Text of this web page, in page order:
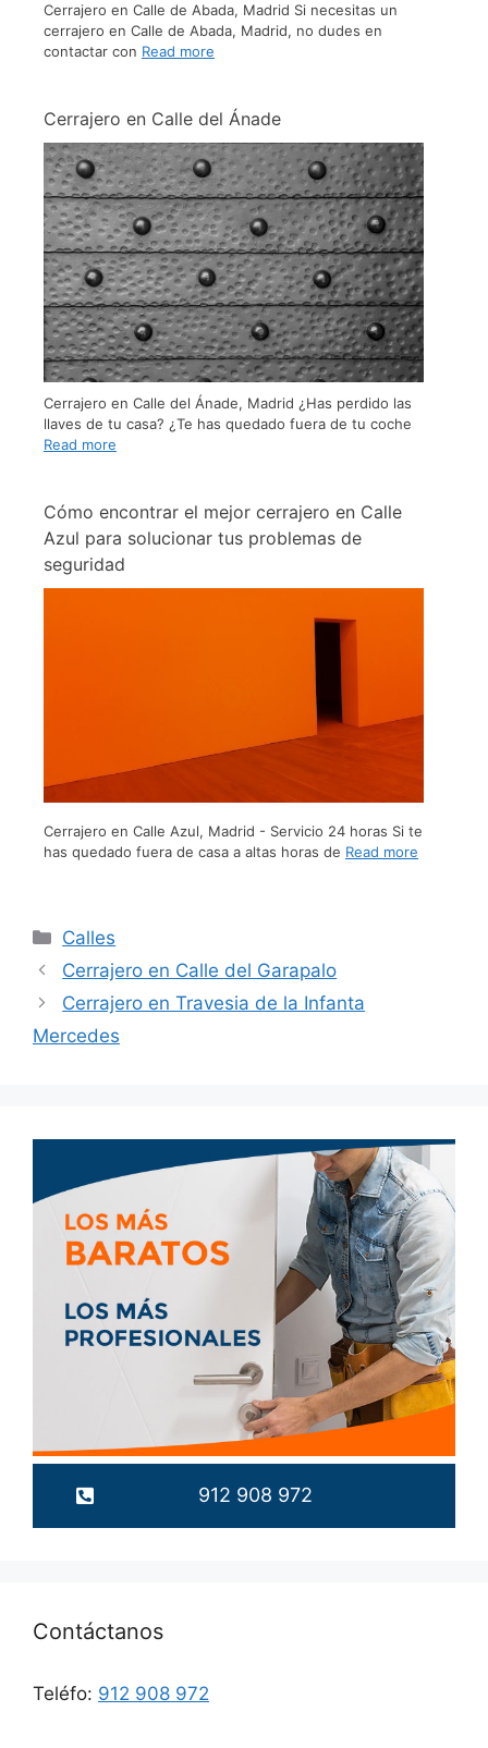
Cerrajero en Calle de Abada, Madrid Si necesitas un
cerrajero en Calle de Abada, Madrid, no dudes en
contactar con Read more
Cerrajero en Calle del Ánade
Cerrajero en Calle del Ánade, Madrid ¿Has perdido las
llaves de tu casa? ¿Te has quedado fuera de tu coche
Read more
Cómo encontrar el mejor cerrajero en Calle
Azul para solucionar tus problemas de
seguridad
Cerrajero en Calle Azul, Madrid - Servicio 24 horas Si te
has quedado fuera de casa a altas horas de Read more
Calles
Cerrajero en Calle del Garapalo
Cerrajero en Travesia de la Infanta
Mercedes
912 908 972
Contáctanos
Teléfo: 912 908 972